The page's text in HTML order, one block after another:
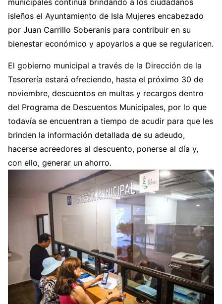
municipales continúa brindando a los ciudadanos
isleños el Ayuntamiento de Isla Mujeres encabezado
por Juan Carrillo Soberanis para contribuir en su
bienestar económico y apoyarlos a que se regularicen.
El gobierno municipal a través de la Dirección de la
Tesorería estará ofreciendo, hasta el próximo 30 de
noviembre, descuentos en multas y recargos dentro
del Programa de Descuentos Municipales, por lo que
todavía se encuentran a tiempo de acudir para que les
brinden la información detallada de su adeudo,
hacerse acreedores al descuento, ponerse al día y,
con ello, generar un ahorro.